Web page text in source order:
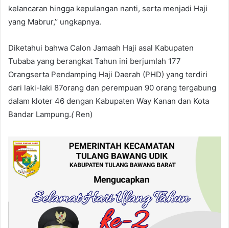
kelancaran hingga kepulangan nanti, serta menjadi Haji
yang Mabrur,’’ ungkapnya.
Diketahui bahwa Calon Jamaah Haji asal Kabupaten
Tubaba yang berangkat Tahun ini berjumlah 177
Orangserta Pendamping Haji Daerah (PHD) yang terdiri
dari laki-laki 87orang dan perempuan 90 orang tergabung
dalam kloter 46 dengan Kabupaten Way Kanan dan Kota
Bandar Lampung.(Ren)